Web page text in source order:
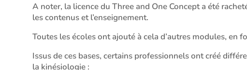
A noter, la licence du Three and One Concept a été
les contenus et l’enseignement.
Toutes les écoles ont ajouté à cela d’autres modules, en
Issus de ces bases, certains professionnels ont créé
la kinésiologie :